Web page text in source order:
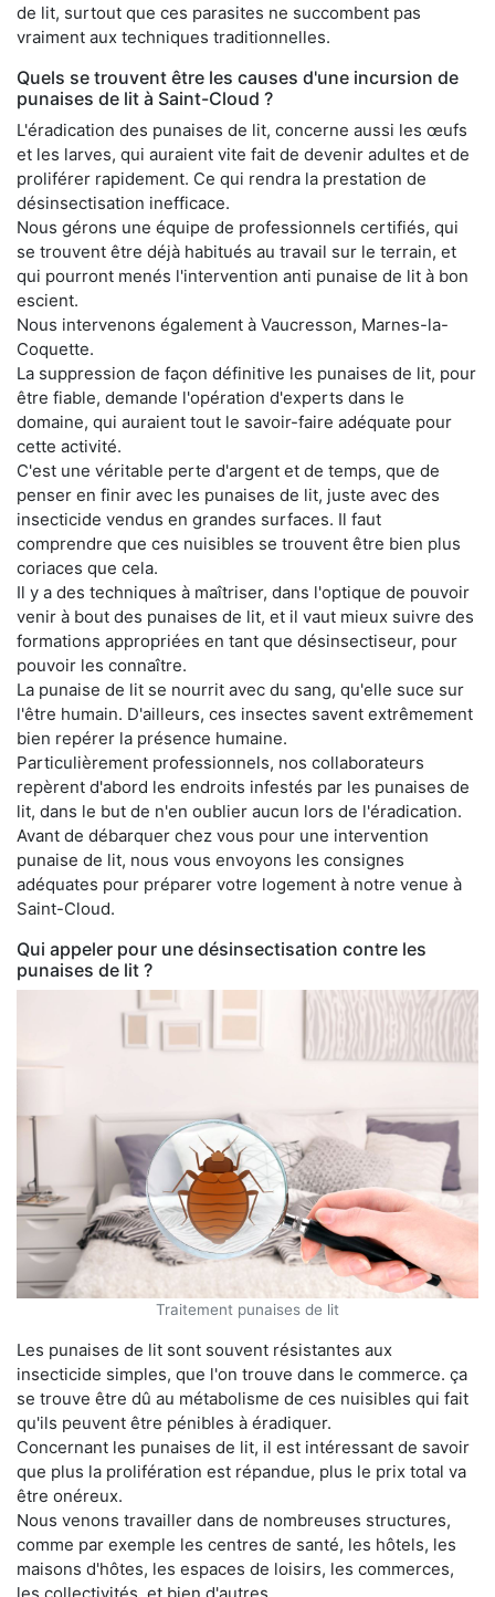
de lit, surtout que ces parasites ne succombent pas
vraiment aux techniques traditionnelles.
Quels se trouvent être les causes d'une incursion de
punaises de lit à Saint-Cloud ?
L'éradication des punaises de lit, concerne aussi les œufs
et les larves, qui auraient vite fait de devenir adultes et de
proliférer rapidement. Ce qui rendra la prestation de
désinsectisation inefficace.
Nous gérons une équipe de professionnels certifiés, qui
se trouvent être déjà habitués au travail sur le terrain, et
qui pourront menés l'intervention anti punaise de lit à bon
escient.
Nous intervenons également à Vaucresson, Marnes-la-
Coquette.
La suppression de façon définitive les punaises de lit, pour
être fiable, demande l'opération d'experts dans le
domaine, qui auraient tout le savoir-faire adéquate pour
cette activité.
C'est une véritable perte d'argent et de temps, que de
penser en finir avec les punaises de lit, juste avec des
insecticide vendus en grandes surfaces. Il faut
comprendre que ces nuisibles se trouvent être bien plus
coriaces que cela.
Il y a des techniques à maîtriser, dans l'optique de pouvoir
venir à bout des punaises de lit, et il vaut mieux suivre des
formations appropriées en tant que désinsectiseur, pour
pouvoir les connaître.
La punaise de lit se nourrit avec du sang, qu'elle suce sur
l'être humain. D'ailleurs, ces insectes savent extrêmement
bien repérer la présence humaine.
Particulièrement professionnels, nos collaborateurs
repèrent d'abord les endroits infestés par les punaises de
lit, dans le but de n'en oublier aucun lors de l'éradication.
Avant de débarquer chez vous pour une intervention
punaise de lit, nous vous envoyons les consignes
adéquates pour préparer votre logement à notre venue à
Saint-Cloud.
Qui appeler pour une désinsectisation contre les
punaises de lit ?
Traitement punaises de lit
Les punaises de lit sont souvent résistantes aux
insecticide simples, que l'on trouve dans le commerce. ça
se trouve être dû au métabolisme de ces nuisibles qui fait
qu'ils peuvent être pénibles à éradiquer.
Concernant les punaises de lit, il est intéressant de savoir
que plus la prolifération est répandue, plus le prix total va
être onéreux.
Nous venons travailler dans de nombreuses structures,
comme par exemple les centres de santé, les hôtels, les
maisons d'hôtes, les espaces de loisirs, les commerces,
les collectivités, et bien d'autres.